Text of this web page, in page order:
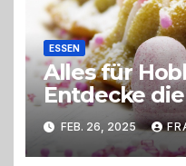
ESSEN
Alles für
Entdecke
Baktotaal.de
FEB. 26, 2025